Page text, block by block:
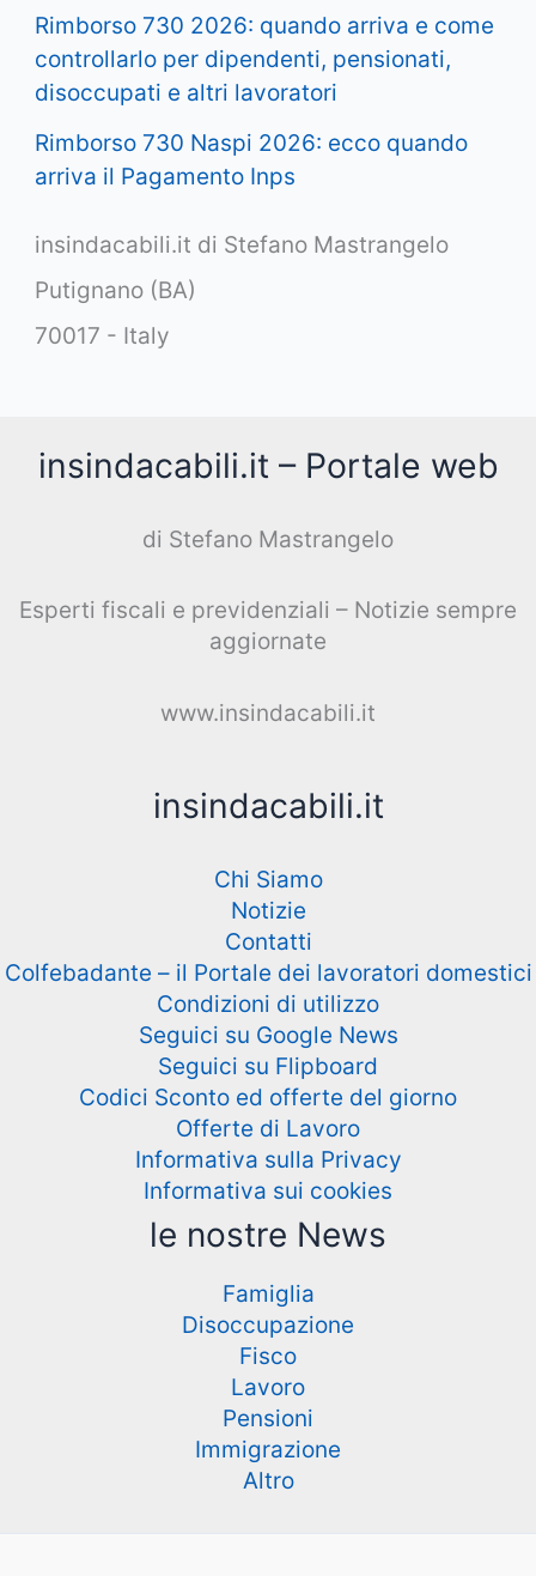
Rimborso 730 2026: quando arriva e come
controllarlo per dipendenti, pensionati,
disoccupati e altri lavoratori
Rimborso 730 Naspi 2026: ecco quando
arriva il Pagamento Inps
insindacabili.it di Stefano Mastrangelo
Putignano (BA)
70017 - Italy
insindacabili.it – Portale web
di Stefano Mastrangelo
Esperti fiscali e previdenziali – Notizie sempre
aggiornate
www.insindacabili.it
insindacabili.it
Chi Siamo
Notizie
Contatti
Colfebadante – il Portale dei lavoratori domestici
Condizioni di utilizzo
Seguici su Google News
Seguici su Flipboard
Codici Sconto ed offerte del giorno
Offerte di Lavoro
Informativa sulla Privacy
Informativa sui cookies
le nostre News
Famiglia
Disoccupazione
Fisco
Lavoro
Pensioni
Immigrazione
Altro